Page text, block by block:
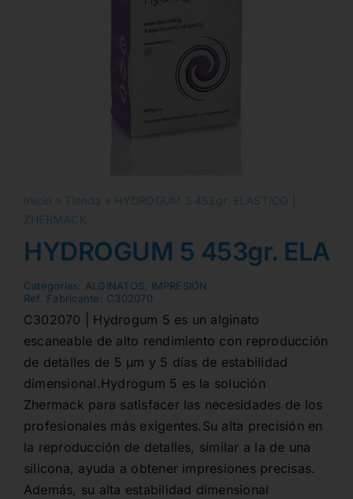
Inicio » Tienda » HYDROGUM 5 453gr. ELASTICO |
ZHERMACK
HYDROGUM 5 453gr.
Categorias: ALGINATOS
IMPRESIÓN
Ref. Fabricante: C302070
C302070 | Hydrogum 5 es un alginato
escaneable de alto rendimiento con reproducción
de detalles de 5 µm y 5 días de estabilidad
dimensional.Hydrogum 5 es la solución
Zhermack para satisfacer las necesidades de los
profesionales más exigentes.Su alta precisión en
la reproducción de detalles, similar a la de una
silicona, ayuda a obtener impresiones precisas.
Además, su alta estabilidad dimensional